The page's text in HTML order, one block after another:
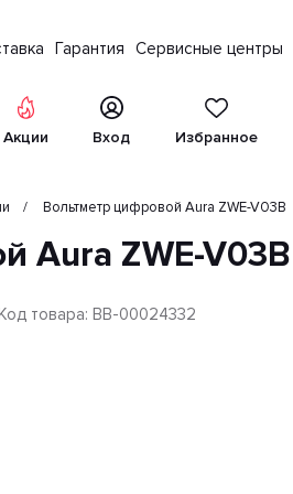
Гарантия Сервисные центры
Акции Вход Избранное
Вольтметр цифровой Aura ZWE-V03B
Aura ZWE-V03B
товара: BB-00024332